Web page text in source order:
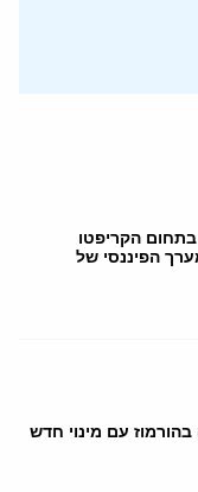
בתחום הקריפטו
הפיננסי של
עם מינוי חדש